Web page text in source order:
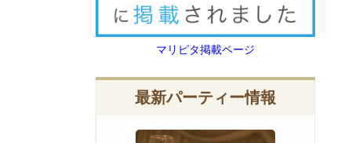
マリピタ掲載ページ
最新パーティー情報